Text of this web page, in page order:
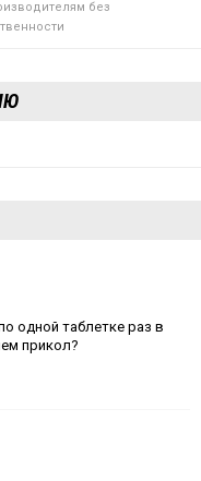
без
одной таблетке раз в
прикол?